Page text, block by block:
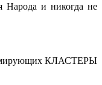
Народа и никогда не
КЛАСТЕРЫ